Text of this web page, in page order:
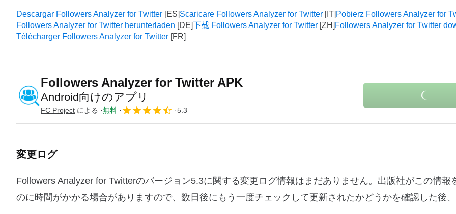
Descargar Followers Analyzer for Twitter Scaricare Followers Analyzer for Twitter
Pobierz Followers Analyzer for
Followers Analyzer for Twitter herunterladen
下载 Followers Analyzer for Twitter
Followers Analyzer for Twitter
Télécharger Followers Analyzer for Twitter
Followers Analyzer for Twitter APK
Android向けのアプリ
FC Project による 無料 5.3
変更ログ
Followers Analyzer for Twitterのバージョン5.3に関する変更ログ情報はまだありません。出版社がこの情報
のに時間がかかる場合がありますので、数日後にもう一度チェックして更新されたかどうかを確認した後、